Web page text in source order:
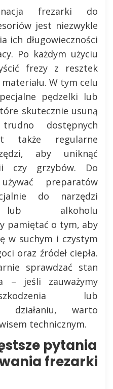
frezarki do
jest niezwykle
ich długowieczności
Po każdym użyciu
frezy z resztek
W tym celu
pędzelki lub
skutecznie usuną
dostępnych
także regularne
aby uniknąć
czy grzybów. Do
preparatów
do narzędzi
lub alkoholu
pamiętać o tym, aby
w suchym i czystym
oraz źródeł ciepła.
sprawdzać stan
– jeśli zauważymy
lub
działaniu, warto
technicznym.
pytania
frezarki